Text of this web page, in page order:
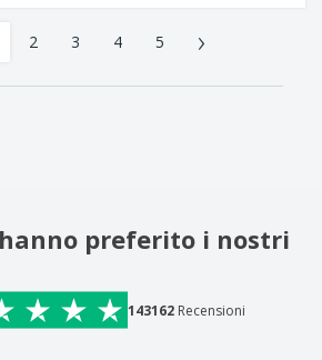
2 3 4 5 ›
preferito i nostri
143162 Recensioni